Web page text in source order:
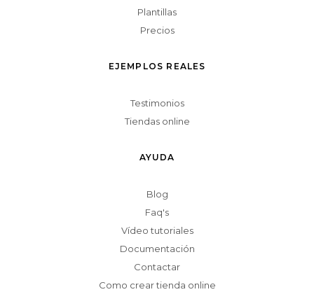
Plantillas
Precios
EJEMPLOS REALES
Testimonios
Tiendas online
AYUDA
Blog
Faq's
Vídeo tutoriales
Documentación
Contactar
Como crear tienda online